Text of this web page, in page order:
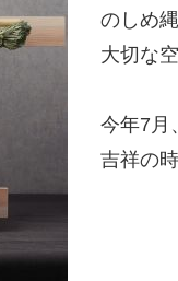
のしめ
大切な
今年7月
吉祥の